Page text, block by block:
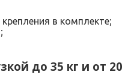
в комплекте;
до 35 кг и от 20